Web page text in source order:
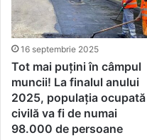
16 septembrie 2025
Tot mai puțini în câmpul
muncii! La finalul anului
2025, populația ocupată
civilă va fi de numai
98.000 de persoane